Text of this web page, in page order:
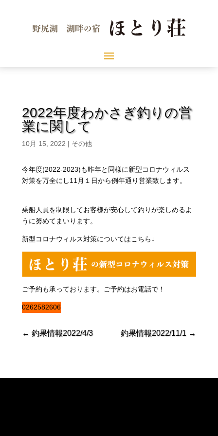
2022年度わかさぎ釣りの営
業に関して
10月 15, 2022 | その他
今年度(2022-2023)も昨年と同様に新型コロナウィルス
対策を万全にし11月１日から例年通り営業致します。
乗船人員を制限してお客様が安心して釣りが楽しめるよ
うに努めてまいります。
新型コロナウィルス対策についてはこちら↓
ご予約も承っております。ご予約はお電話で！
0262582606
← 釣果情報2022/4/3 釣果情報2022/11/1 →